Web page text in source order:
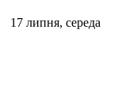
17 липня, середа